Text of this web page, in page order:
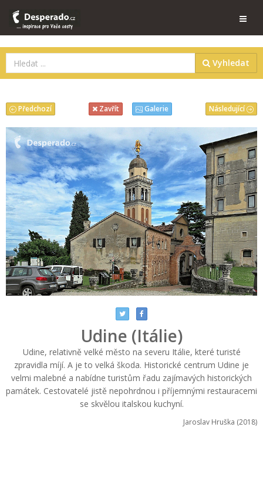
Vyhledat
Následující
Předchozí Zavřít Galerie
Udine (Itálie)
Udine, relativně velké město na severu Itálie, které turisté
zpravidla míjí. A je to velká škoda. Historické centrum Udine je
velmi malebné a nabídne turistům řadu zajímavých historických
památek. Cestovatelé jistě nepohrdnou i příjemnými restauracemi
se skvělou italskou kuchyní.
Jaroslav Hruška (2018)